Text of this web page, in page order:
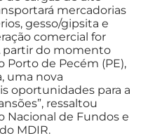
mercadorias
gesso/gipsita e
comercial for
partir do momento
Porto de Pecém (PE),
uma nova
oportunidades para a
ressaltou
Nacional de Fundos e
MDIR.